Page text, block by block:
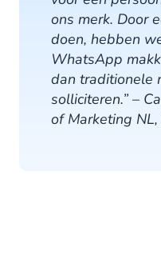
ons merk. Door
doen, hebben
WhatsApp
dan traditionele
solliciteren.” –
of Marketing NL,